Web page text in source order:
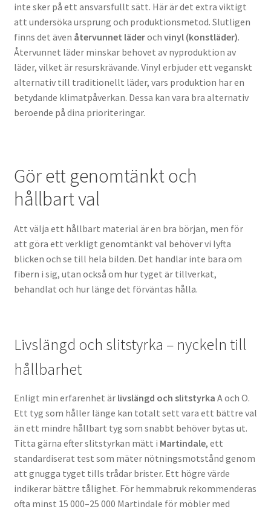
inte sker på ett ansvarsfullt sätt. Här är det extra viktigt
att undersöka ursprung och produktionsmetod. Slutligen
finns det även återvunnet läderoch vinyl (konstläder).
Återvunnet läder minskar behovet av nyproduktion av
läder, vilket är resurskrävande. Vinyl erbjuder ett veganskt
alternativ till traditionellt läder, vars produktion har en
betydande klimatpåverkan. Dessa kan vara bra alternativ
beroende på dina prioriteringar.
Gör ett genomtänkt och
hållbart val
Att välja ett hållbart material är en bra början, men för
att göra ett verkligt genomtänkt val behöver vi lyfta
blicken och se till hela bilden. Det handlar inte bara om
fibern i sig, utan också om hur tyget är tillverkat,
behandlat och hur länge det förväntas hålla.
Livslängd och slitstyrka – nyckeln till
hållbarhet
Enligt min erfarenhet är livslängd och slitstyrka A och O.
Ett tyg som håller länge kan totalt sett vara ett bättre val
än ett mindre hållbart tyg som snabbt behöver bytas ut.
Titta gärna efter slitstyrkan mätt i Martindale, ett
standardiserat test som mäter nötningsmotstånd genom
att gnugga tyget tills trådar brister. Ett högre värde
indikerar bättre tålighet. För hemmabruk rekommenderas
ofta minst 15 000–25 000 Martindale för möbler med